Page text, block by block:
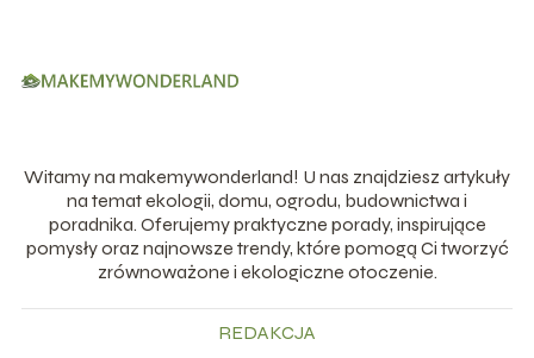
Witamy na makemywonderland! U nas znajdziesz artykuły
na temat ekologii, domu, ogrodu, budownictwa i
poradnika. Oferujemy praktyczne porady, inspirujące
pomysły oraz najnowsze trendy, które pomogą Ci tworzyć
zrównoważone i ekologiczne otoczenie.
REDAKCJA